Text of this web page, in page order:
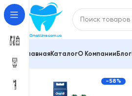
ГлавнаяКаталогО Компании Блог
-58%